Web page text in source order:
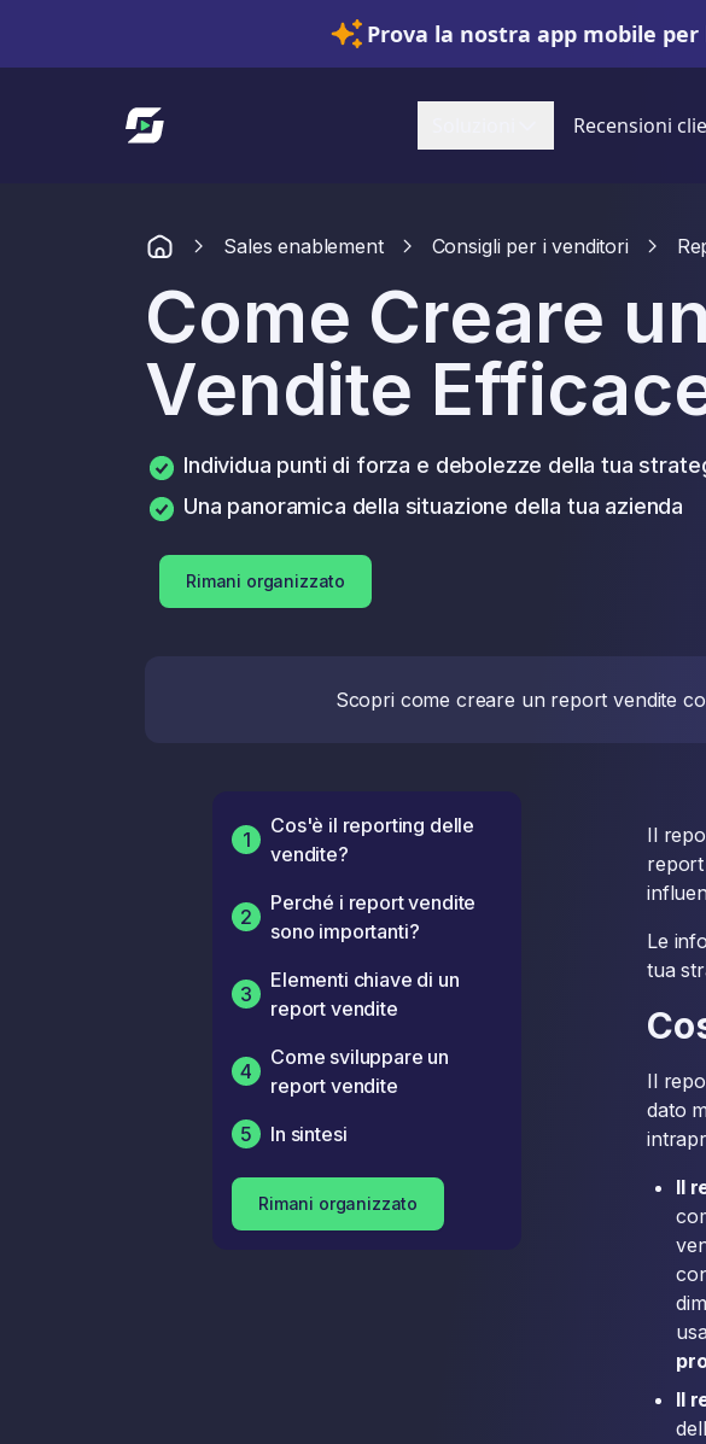
Prova la nostra app mobile
Link alla homepage
Recensioni
Sales enablement Consigli per i venditori
Come Creare
Vendite
Individua punti di forza e debolezze della tua
Una panoramica della situazione della tua azienda
Rimani organizzato
Scopri come creare un report vendite
1
Cos'è il reporting delle
vendite?
2
Perché i report vendite
sono importanti?
3
Elementi chiave di un
report vendite
4
Come sviluppare un
report vendite
5
In sintesi
Rimani organizzato
Il
report
Le
tua
Il
dato
Il
Il